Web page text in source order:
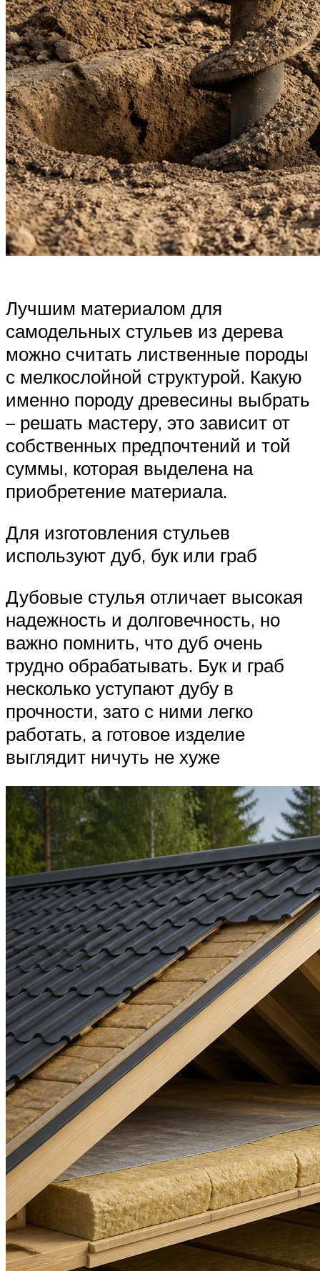
Лучшим материалом для
самодельных стульев из дерева
можно считать лиственные породы
с мелкослойной структурой. Какую
именно породу древесины выбрать
– решать мастеру, это зависит от
собственных предпочтений и той
суммы, которая выделена на
приобретение материала.
Для изготовления стульев
используют дуб, бук или граб
Дубовые стулья отличает высокая
надежность и долговечность, но
важно помнить, что дуб очень
трудно обрабатывать. Бук и граб
несколько уступают дубу в
прочности, зато с ними легко
работать, а готовое изделие
выглядит ничуть не хуже